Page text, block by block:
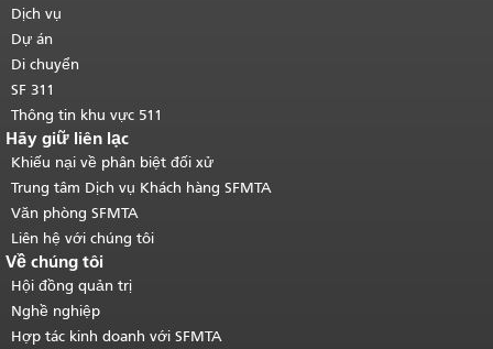
trang.Quay lại đầu trang nội dung
chính.
Dịch vụ
Dự án
Di chuyển
SF 311
Thông tin khu vực 511
Hãy giữ liên lạc
Khiếu nại về phân biệt đối xử
Trung tâm Dịch vụ Khách hàng SFMTA
Văn phòng SFMTA
Liên hệ với chúng tôi
Về chúng tôi
Hội đồng quản trị
Nghề nghiệp
Hợp tác kinh doanh với SFMTA